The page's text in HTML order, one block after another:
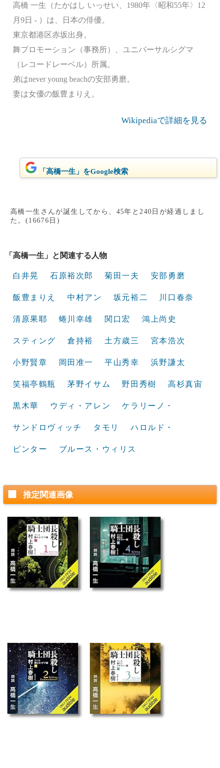
高橋 一生（たかはし いっせい、1980年〈昭和55年〉12
月9日 - ）は、日本の俳優。
東京都港区赤坂出身。
舞プロモーション（事務所）、ユニバーサルシグマ
（レコードレーベル）所属。
弟はnever young beachの安部勇磨。
妻は女優の飯豊まりえ。
Wikipediaで詳細を見る
「高橋一生」をGoogle検索
高橋一生さんが誕生してから、45年と240日が経過しまし
た。(16676日)
「高橋一生」と関連する人物
白井晃 石原裕次郎 菊田一夫 安部勇磨
飯豊まりえ 中村アン 坂元裕二 川口春奈
清原果耶 蜷川幸雄 関口宏 鴻上尚史
スティング 倉持裕 土方歳三 宮本浩次
小野賢章 岡田准一 平山秀幸 浜野謙太
笑福亭鶴瓶 茅野イサム 野田秀樹 高杉真宙
黒木華 ウディ・アレン ケラリーノ・
サンドロヴィッチ タモリ ハロルド・
ピンター ブルース・ウィリス
推定関連画像